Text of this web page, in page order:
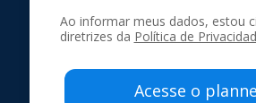
Ao informar meus dados, estou
diretrizes da Política de
Acesse o